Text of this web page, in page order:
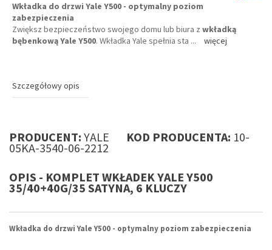
Wkładka do drzwi Yale Y500 - optymalny poziom
zabezpieczenia
Zwiększ bezpieczeństwo swojego domu lub biura z wkładką
bębenkową Yale Y500. Wkładka Yale spełnia sta ... więcej
Szczegółowy opis
PRODUCENT: YALE KOD PRODUCENTA: 10-
05KA-3540-06-2212
OPIS - KOMPLET WKŁADEK YALE Y500
35/40+40G/35 SATYNA, 6 KLUCZY
Wkładka do drzwi Yale Y500 - optymalny poziom zabezpieczenia